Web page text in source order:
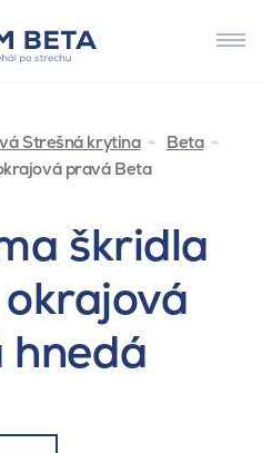
Strešná krytina
Beta
pravá Beta
škridla
hnedá